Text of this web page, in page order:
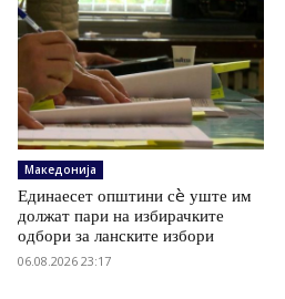
Македонија
Единаесет општини сè уште им
должат пари на избирачките
одбори за ланските избори
06.08.2026 23:17